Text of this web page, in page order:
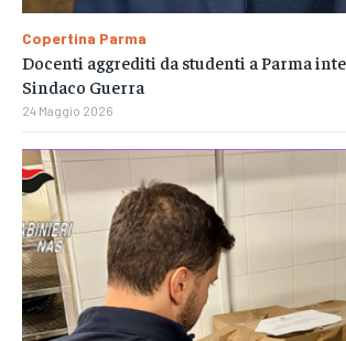
Copertina Parma
Docenti aggrediti da studenti a Parma
Sindaco Guerra
24 Maggio 2026